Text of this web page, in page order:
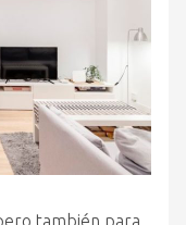
también para